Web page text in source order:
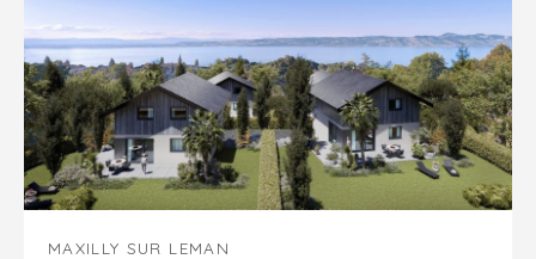
MAXILLY SUR LEMAN